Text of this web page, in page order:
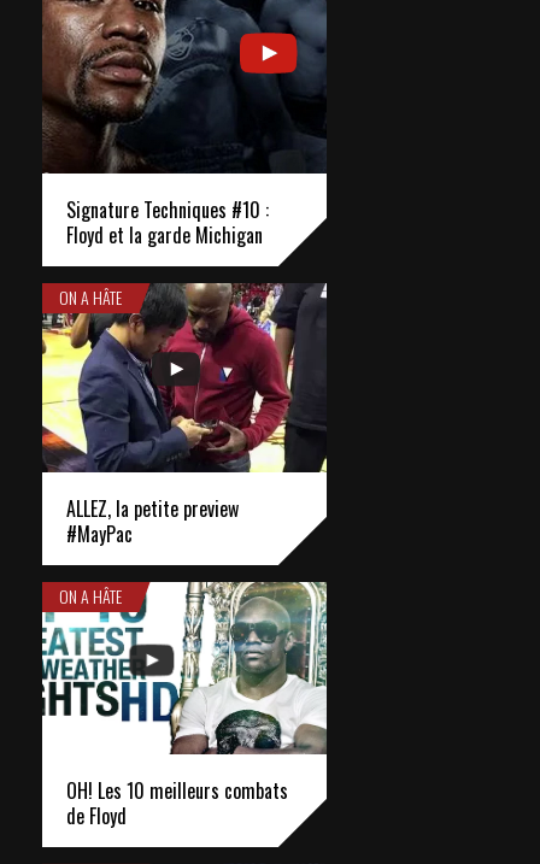
Signature Techniques #10 :
Floyd et la garde Michigan
ON A HÂTE
ALLEZ, la petite preview
#MayPac
ON A HÂTE
OH! Les 10 meilleurs combats
de Floyd